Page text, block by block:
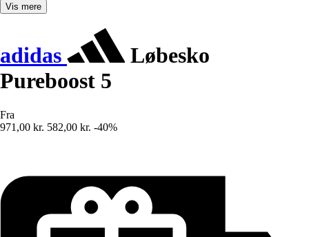
Vis mere
adidas
Løbesko
Pureboost 5
Fra
971,00 kr. 582,00 kr. -40%